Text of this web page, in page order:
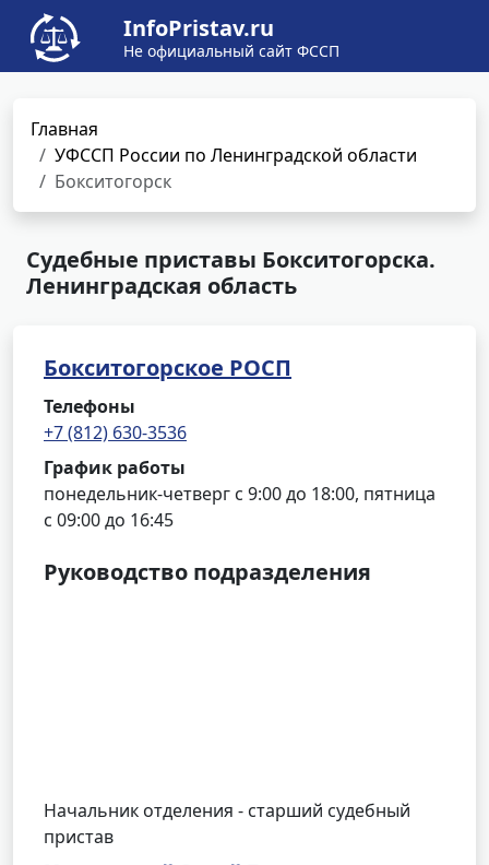
InfoPristav.ru
Не официальный сайт ФССП
Главная
УФССП России по Ленинградской области
Бокситогорск
Судебные приставы Бокситогорска.
Ленинградская область
Бокситогорское РОСП
Телефоны
+7 (812) 630-3536
График работы
понедельник-четверг с 9:00 до 18:00, пятница
с 09:00 до 16:45
Руководство подразделения
Начальник отделения - старший судебный
пристав